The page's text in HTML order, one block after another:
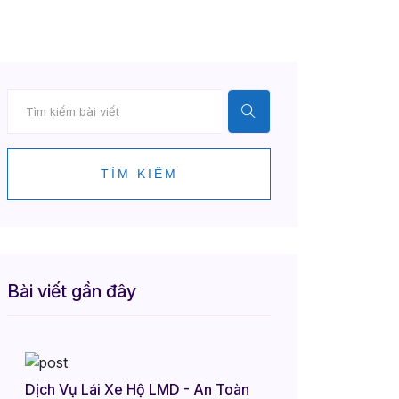
TÌM KIẾM
Bài viết gần đây
Dịch Vụ Lái Xe Hộ LMD - An Toàn